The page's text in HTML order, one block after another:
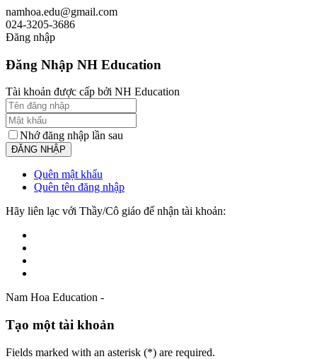
namhoa.edu@gmail.com
024-3205-3686
Đăng nhập
Đăng Nhập NH Education
Tài khoản được cấp bởi NH Education
Nhớ đăng nhập lần sau
Quên mật khẩu
Quên tên đăng nhập
Hãy liên lạc với Thầy/Cô giáo để nhận tài khoản:
Nam Hoa Education -
Tạo một tài khoản
Fields marked with an asterisk (*) are required.